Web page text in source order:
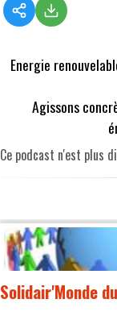
Energie
Agissons
Ce podcast n'est plus
Solidair'Monde